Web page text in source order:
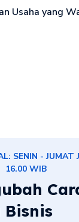
Usaha yang
SENIN - JUMAT
16.00 WIB
Bisnis